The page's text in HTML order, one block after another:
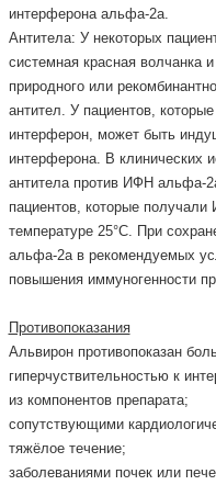
интерферона альфа-2а.
Антитела: У некоторых
системная красная волчанка
природного или
антител. У пациентов,
интерферон, может быть
интерферона. В клинических
антитела против ИФН альфа-
пациентов, которые
температуре 25°С. При
альфа-2а в рекомендуемых
повышения иммуногенности
Противопоказания
Альвирон противопоказан
гиперчуствительностью к
из компонентов препарата;
сопутствующими
тяжёлое течение;
заболеваниями почек или